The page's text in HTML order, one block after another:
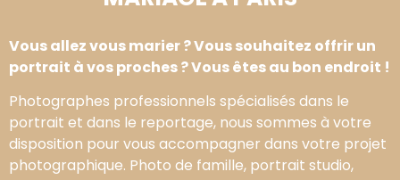
Vous allez vous marier ? Vous souhaitez offrir un
portrait à vos proches ? Vous êtes au bon endroit !
Photographes professionnels spécialisés dans le
portrait et dans le reportage, nous sommes à votre
disposition pour vous accompagner dans votre projet
photographique. Photo de famille, portrait studio,